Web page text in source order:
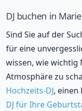
DJ buchen in
Sind Sie auf der
für eine
wissen, wie wichtig
Atmosphäre zu
Hochzeits-DJ, einen
DJ für Ihre